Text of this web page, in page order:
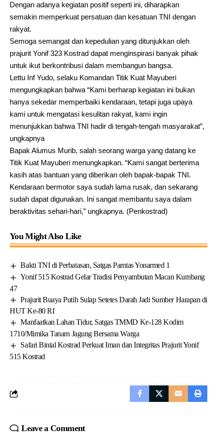
Dengan adanya kegiatan positif seperti ini, diharapkan
semakin memperkuat persatuan dan kesatuan TNI dengan
rakyat.
Semoga semangat dan kepedulian yang ditunjukkan oleh
prajurit Yonif 323 Kostrad dapat menginspirasi banyak pihak
untuk ikut berkontribusi dalam membangun bangsa.
Lettu Inf Yudo, selaku Komandan Titik Kuat Mayuberi
mengungkapkan bahwa “Kami berharap kegiatan ini bukan
hanya sekedar memperbaiki kendaraan, tetapi juga upaya
kami untuk mengatasi kesulitan rakyat, kami ingin
menunjukkan bahwa TNI hadir di tengah-tengah masyarakat”,
ungkapnya
Bapak Alumus Murib, salah seorang warga yang datang ke
Titik Kuat Mayuberi menungkapkan. “Kami sangat berterima
kasih atas bantuan yang diberikan oleh bapak-bapak TNI.
Kendaraan bermotor saya sudah lama rusak, dan sekarang
sudah dapat digunakan. Ini sangat membantu saya dalam
beraktivitas sehari-hari,” ungkapnya. (Penkostrad)
You Might Also Like
Bakti TNI di Perbatasan, Satgas Pamtas Yonarmed 1
Yonif 515 Kostrad Gelar Tradisi Penyambutan Macan Kumbang
47
Prajurit Buaya Putih Sulap Setetes Darah Jadi Sumber Harapan di
HUT Ke-80 RI
Manfaatkan Lahan Tidur, Satgas TMMD Ke-128 Kodim
1710/Mimika Tanam Jagung Bersama Warga
Safari Bintal Kostrad Perkuat Iman dan Integritas Prajurit Yonif
515 Kostrad
Leave a Comment